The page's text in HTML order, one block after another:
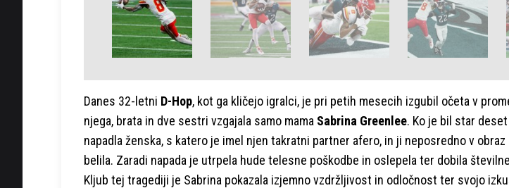
Danes 32-letni D-Hop, kot ga kličejo igralci, je pri petih mesecih izgubil očeta v
njega, brata in dve sestri vzgajala samo mama Sabrina Greenlee. Ko je bil star
napadla ženska, s katero je imel njen takratni partner afero, in ji neposredno v
belila. Zaradi napada je utrpela hude telesne poškodbe in oslepela ter dobila
Kljub tej tragediji je Sabrina pokazala izjemno vzdržljivost in odločnost ter svojo